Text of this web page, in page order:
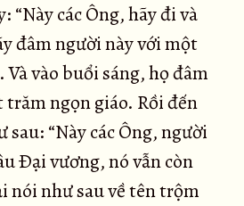
“Này các Ông, hãy đi và
đâm người này với một
vào buổi sáng, họ đâm
ngọn giáo. Rồi đến
“Này các Ông, người
Ðại vương, nó vẫn còn
nói như sau về tên trộm